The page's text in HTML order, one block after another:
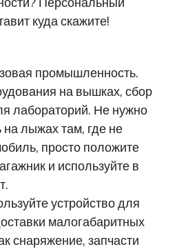
куда скажите!
промышленность.
на вышках, сбор
лабораторий. Не нужно
лыжах там, где не
просто положите
и используйте в
устройство для
малогабаритных
снаряжение, запчасти